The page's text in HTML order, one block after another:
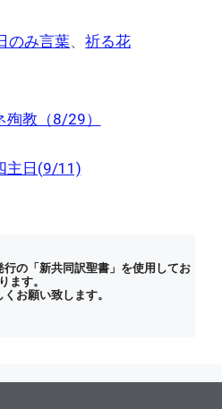
のみ言葉、祈る花
教（8/29）
主日(9/11)
の「新共同訳聖書」を使用してお
ります。
お願い致します。